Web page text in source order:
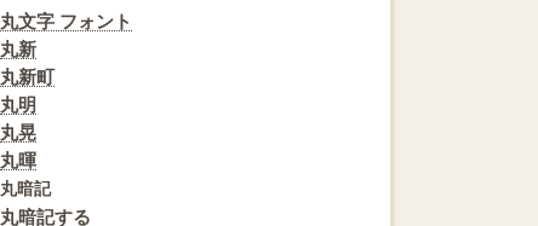
丸文字 フォント
丸新
丸新町
丸明
丸晃
丸暉
丸暗記
丸暗記する